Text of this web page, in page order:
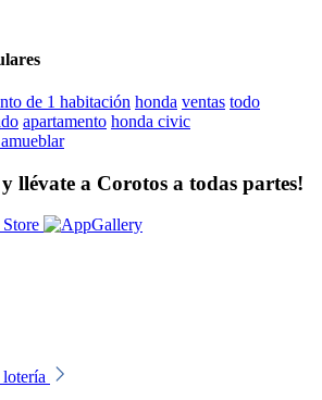
de 1 habitación honda ventas todo
apartamento honda civic
llévate a Corotos a todas partes!